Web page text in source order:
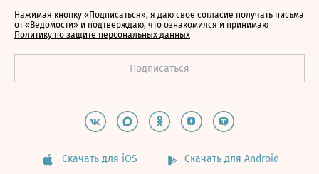
Нажимая кнопку «Подписаться», я даю свое согласие получать письма
от «Ведомости» и подтверждаю, что ознакомился и принимаю
Политику по защите персональных данных
Скачать для iOS Скачать для Android